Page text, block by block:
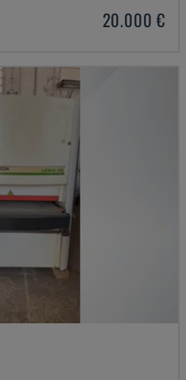
20.000 €